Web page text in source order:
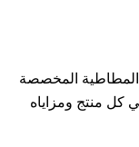
المخصصة
كل منتج ومزاياه